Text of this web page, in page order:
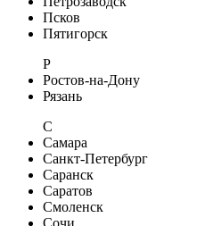
Псков
Пятигорск
Р
Ростов-на-Дону
Рязань
С
Самара
Санкт-Петербург
Саранск
Саратов
Смоленск
Сочи